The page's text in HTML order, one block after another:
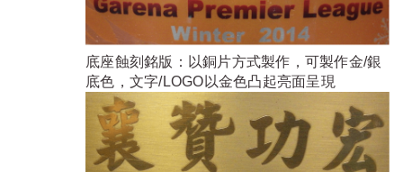
底座蝕刻銘版：以銅片方式製作，可製作金/銀
底色，文字/LOGO以金色凸起亮面呈現